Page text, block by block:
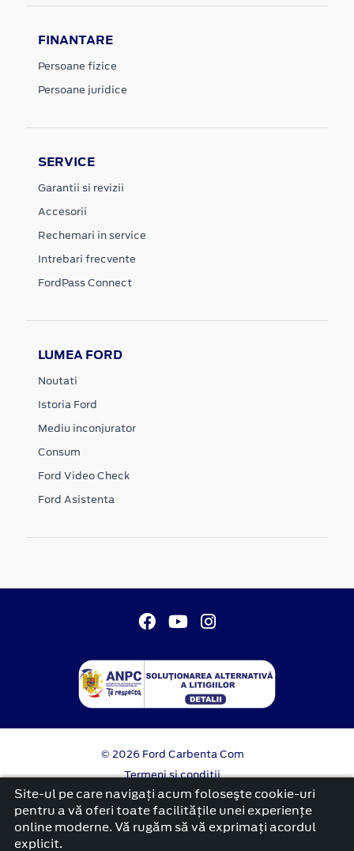
FINANTARE
Persoane fizice
Persoane juridice
SERVICE
Garantii si revizii
Accesorii
Rechemari in service
Intrebari frecvente
FordPass Connect
LUMEA FORD
Noutati
Istoria Ford
Mediu inconjurator
Consum
Ford Video Check
Ford Asistenta
© 2026 Ford Carbenta Com
Termeni si conditii
Confidentialitate
Politica cookies
platformă dezvoltată de Workleto
Site-ul pe care navigați acum foloseşte cookie-uri
pentru a vă oferi toate facilitățile unei experiențe
online moderne. Vă rugăm să vă exprimați acordul
explicit.